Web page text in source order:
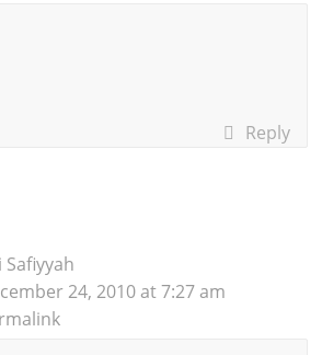
Reply
Safiyyah
24, 2010 at 7:27 am